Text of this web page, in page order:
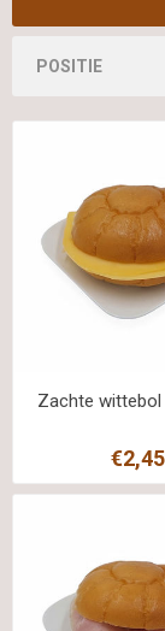
Zachte
€2,45